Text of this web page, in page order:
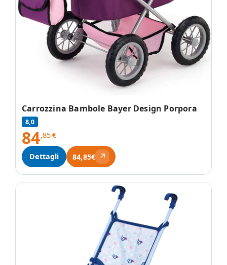
Carrozzina Bambole Bayer Design Porpora
8,0
84,85€
Dettagli 84,85€ ↗